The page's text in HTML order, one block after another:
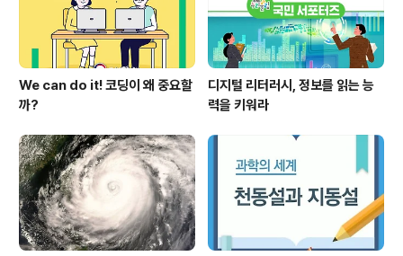
다. 2012년부터 본격적으로 시행될 예정인 '..
We can do it! 코딩이 왜 중요할
까?
디지털 리터러시, 정보를 읽는 능
력을 키워라